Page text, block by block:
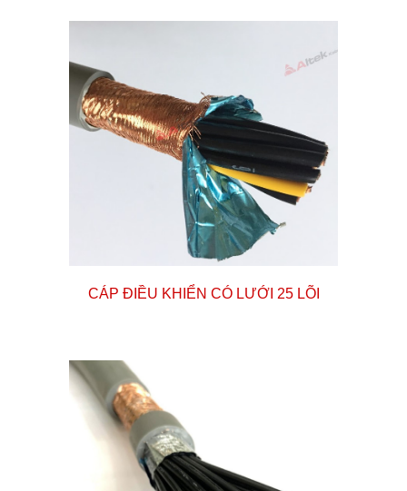
CÁP ĐIỀU KHIỂN CÓ LƯỚI 25 LÕI